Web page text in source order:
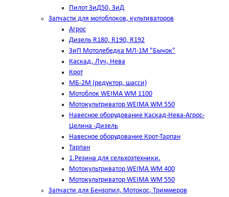
Пилот ЗиД50, ЗиД
Запчасти для мотоблоков, культиваторов
Агрос
Дизель R180, R190, R192
ЗиП Мотолебедка МЛ-1М "Бычок"
Каскад, Луч, Нева
Крот
МБ-2М (редуктор, шасси)
Мотоблок WEIMA WM 1100
Мотокультриватор WEIMA WM 550
Навесное оборудование Каскад-Нева-Агрос-
Целина -Дизель
Навесное оборудование Крот-Тарпан
Тарпан
1.Резина для сельхозтехники.
Мотокультриватор WEIMA WM 400
Мотокультриватор WEIMA WM 550
Запчасти для Бензопил, Мотокос, Триммеров